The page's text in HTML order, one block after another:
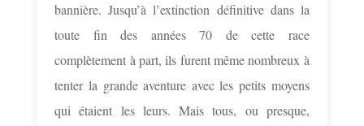
bannière. Jusqu’à l’extinction définitive dans la
toute fin des années 70 de cette race
complètement à part, ils furent même nombreux à
tenter la grande aventure avec les petits moyens
qui étaient les leurs. Mais tous, ou presque,